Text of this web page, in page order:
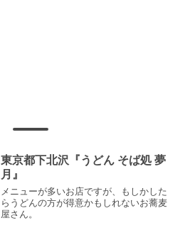
東京都下北沢『うどん そば処 夢
月』
メニューが多いお店ですが、もしかした
らうどんの方が得意かもしれないお蕎麦
屋さん。